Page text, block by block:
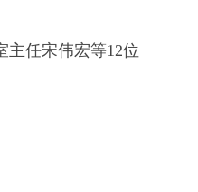
主任宋伟宏等12位